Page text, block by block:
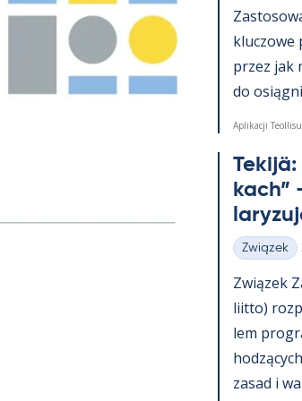
kluczowe
przez jak
do
Aplikacji
Te­kijä:
Kategorie
Związek
Związek
liitto)
lem
za­sad i